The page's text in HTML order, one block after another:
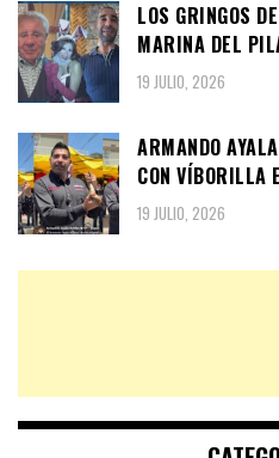
LOS GRINGOS
MARINA DEL
19 JULIO, 2026
ARMANDO
CON VÍBORILLA
19 JULIO, 2026